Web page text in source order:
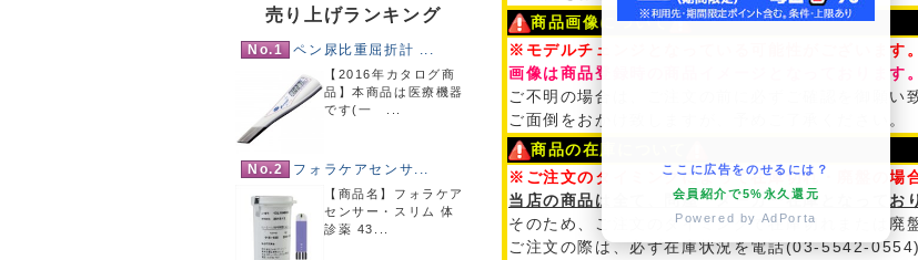
商品画像について
※モデルチェンジとなっている可能性がございます。
画像は商品登録時の商品イメージとなっております。
ご不明の場合は、ご注文の前に必ずご確認を御願い
ご面倒をおかけ致しますが、予めご了承ください。
商品の在庫について
※ご注文のタイミングによって在庫切れ・廃盤の場
当店の商品は全て、問屋・メーカー在庫となってお
そのため、ご注文のタイミングで在庫切れまたは廃
ご注文の際は、必ず在庫状況を電話(03-5542-
売り上げランキング
No.1 ペン尿比重屈折計 ...
【2016年カタログ商
品】本商品は医療機器
です(一 ...
No.2 フォラケアセンサ...
【商品名】フォラケア
センサー・スリム 体
診薬 43...
ここに広告をのせるには？
会員紹介で5%永久還元
Powered by AdPorta